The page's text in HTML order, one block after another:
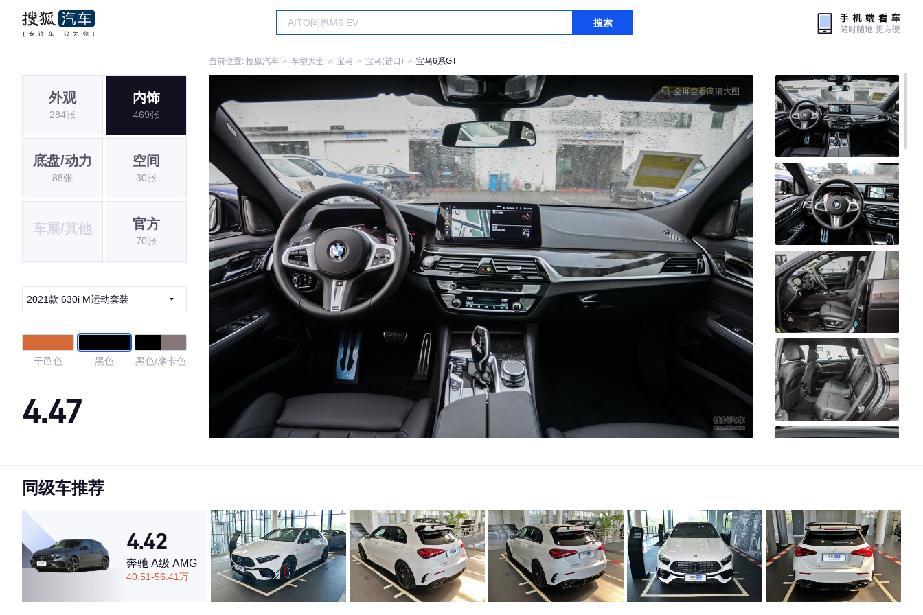
搜索
当前位置: 搜狐汽车 ＞ 车型大全 ＞ 宝马 ＞ 宝马(进口) ＞ 宝马6系GT
外观
284张
内饰
469张
底盘/动力
88张
空间
30张
车展/其他 官方
70张
2021款 630i M运动套装
干邑色 黑色 黑色/摩卡色
4.47
·内饰表现一般，低于77%同级车
·空间表现较为优秀，优于78%同级车
全屏查看高清大图
同级车推荐
4.42
奔驰 A级 AMG
40.51-56.41万